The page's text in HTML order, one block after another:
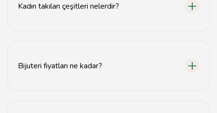
Kadın takıları çeşitleri nelerdir?
Bijuteri fiyatları ne kadar?